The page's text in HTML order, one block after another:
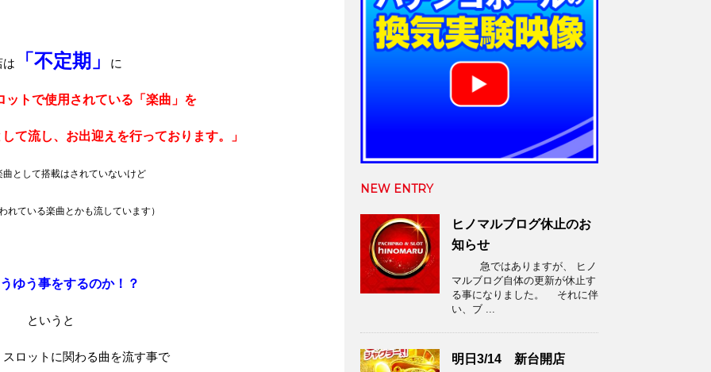
は 「不定期」 に
ットで使用されている「楽曲」を
て流し、お出迎えを行っております。」
曲として搭載はされていないけど
れている楽曲とかも流しています）
ゆう事をするのか！？
というと
スロットに関わる曲を流す事で
NEW ENTRY
ヒノマルブログ休止のお
知らせ
急ではありますが、 ヒノ
マルブログ自体の更新が休止す
る事になりました。 それに伴
い、ブ ...
明日3/14 新台開店